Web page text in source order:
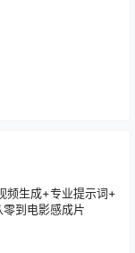
频生成+专业提示词+
到电影感成片